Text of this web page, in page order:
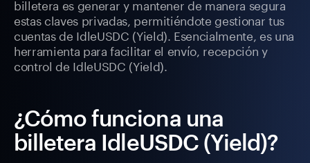
billetera es generar y mantener de manera segura
estas claves privadas, permitiéndote gestionar tus
cuentas de IdleUSDC (Yield). Esencialmente, es una
herramienta para facilitar el envío, recepción y
control de IdleUSDC (Yield).
¿Cómo funciona una
billetera IdleUSDC (Yield)?